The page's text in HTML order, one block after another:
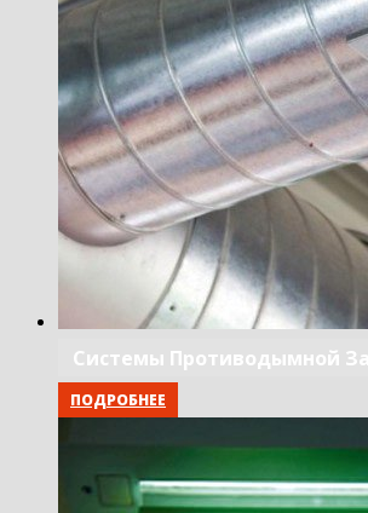
Системы Противодымной
ПОДРОБНЕЕ